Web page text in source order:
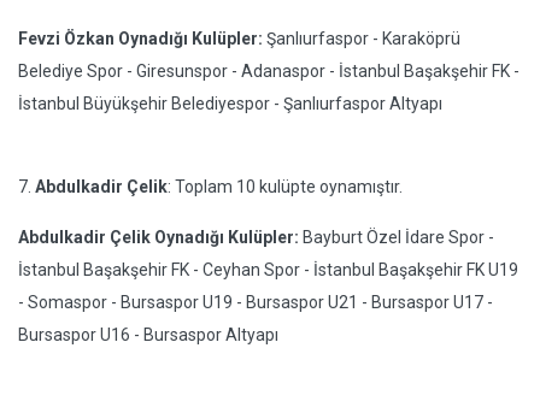
Fevzi Özkan Oynadığı Kulüpler: Şanlıurfaspor - Karaköprü
Belediye Spor - Giresunspor - Adanaspor - İstanbul Başakşehir FK -
İstanbul Büyükşehir Belediyespor - Şanlıurfaspor Altyapı
7. Abdulkadir Çelik: Toplam 10 kulüpte oynamıştır.
Abdulkadir Çelik Oynadığı Kulüpler: Bayburt Özel İdare Spor -
İstanbul Başakşehir FK - Ceyhan Spor - İstanbul Başakşehir FK U19
- Somaspor - Bursaspor U19 - Bursaspor U21 - Bursaspor U17 -
Bursaspor U16 - Bursaspor Altyapı